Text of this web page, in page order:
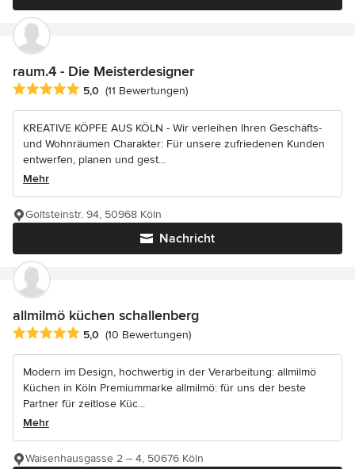
raum.4 - Die Meisterdesigner
Durchschnittliche Bewertung: 5 von 5 Sternen
5,0 (11 Bewertungen)
KREATIVE KÖPFE AUS KÖLN - Wir verleihen Ihren Geschäfts-
und Wohnräumen Charakter: Für unsere zufriedenen Kunden
entwerfen, planen und gest...
Mehr
Nachricht
Goltsteinstr. 94, 50968 Köln
allmilmö küchen schallenberg
Durchschnittliche Bewertung: 5 von 5 Sternen
5,0 (10 Bewertungen)
Modern im Design, hochwertig in der Verarbeitung: allmilmö
Küchen in Köln Premiummarke allmilmö: für uns der beste
Partner für zeitlose Küc...
Mehr
Waisenhausgasse 2 – 4, 50676 Köln